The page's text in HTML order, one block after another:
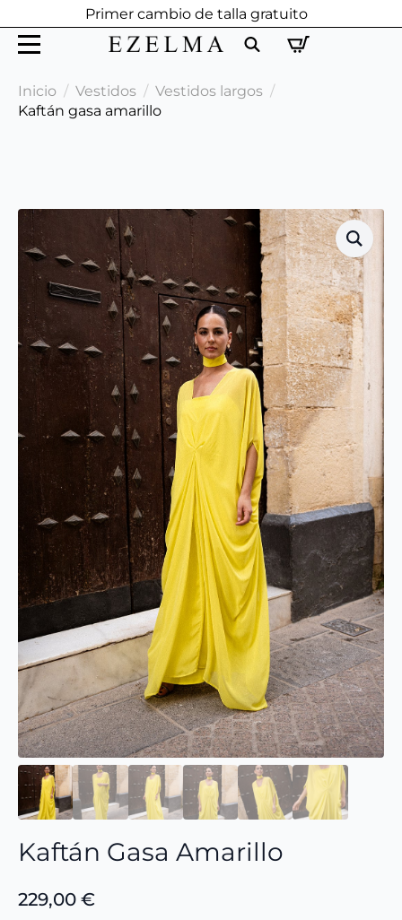
Primer cambio de talla gratuito
for:
Inicio Vestidos
Vestidos largos
Kaftán gasa amarillo
Kaftán Gasa Amarillo
229,00 €